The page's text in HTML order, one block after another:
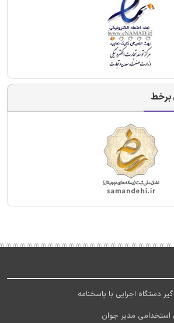
برخط
دستگاه اجرایی با پاسخنامه
استخدامی مدیر جوان